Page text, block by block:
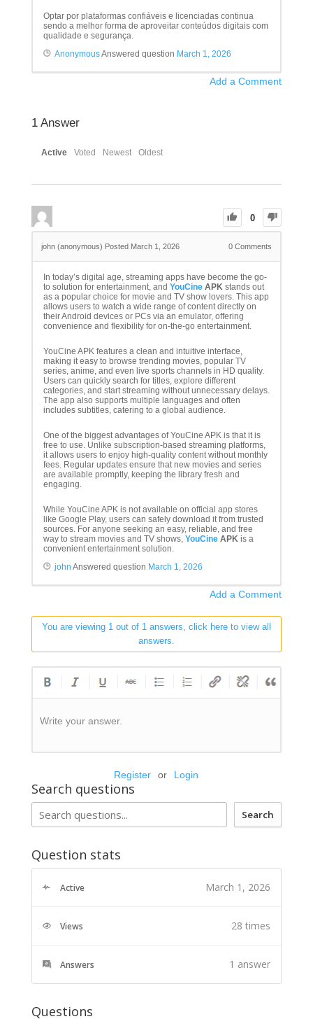
Optar por plataformas confiáveis e licenciadas continua
sendo a melhor forma de aproveitar conteúdos digitais com
qualidade e segurança.
AnonymousAnswered question March 1, 2026
Add a Comment
1Answer
Active Voted Newest Oldest
0
john (anonymous) Posted March 1, 2026 0 Comments
In today’s digital age, streaming apps have become the go-
to solution for entertainment, and YouCineAPKstands out
as a popular choice for movie and TV show lovers. This app
allows users to watch a wide range of content directly on
their Android devices or PCs via an emulator, offering
convenience and flexibility for on-the-go entertainment.
YouCine APK features a clean and intuitive interface,
making it easy to browse trending movies, popular TV
series, anime, and even live sports channels in HD quality.
Users can quickly search for titles, explore different
categories, and start streaming without unnecessary delays.
The app also supports multiple languages and often
includes subtitles, catering to a global audience.
One of the biggest advantages of YouCine APK is that it is
free to use. Unlike subscription-based streaming platforms,
it allows users to enjoy high-quality content without monthly
fees. Regular updates ensure that new movies and series
are available promptly, keeping the library fresh and
engaging.
While YouCine APK is not available on official app stores
like Google Play, users can safely download it from trusted
sources. For anyone seeking an easy, reliable, and free
way to stream movies and TV shows, YouCineAPKis a
convenient entertainment solution.
john Answered question March 1, 2026
Add a Comment
You are viewing 1 out of 1 answers, click here to view all
answers.
Write your answer.
Register or Login
Search questions
Search
Question stats
Active March 1, 2026
Views 28 times
Answers 1 answer
Questions